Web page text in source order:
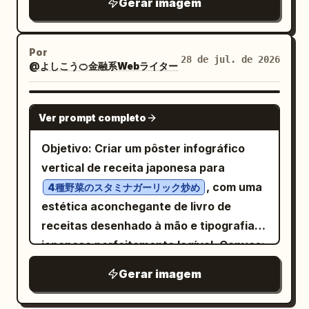
parcialmente visível ou a caixa aberta, e
permitindo alguns enfeites de cena
premium como cartões de selo, papel
com padrão de origem, etiquetas de
papel de arroz ou detalhes em cobre
abstratos, mas nunca ofuscando o
assunto principal. Cerque isso com 7–9
módulos auxiliares, significativamente
menores que a embalagem principal,
organizados ordenadamente para
mostrar: vistas ortográficas
frontal/traseira/lateral, efeito de
desembalagem, vista explodida da
da garrafa, estrutura da caixa externa
de e-commerce independente, faca de
elegante pôster de receita de anime
Não adicione painéis extras, passos
extras, logotipos, marcas d'água ou
texto não relacionado.
danificados, postes telefônicos, pilhas
de escombros e um grande prédio
fumaça preta espessa subindo ao céu.
Adicione bordas de colagem rasgadas
onde a foto da cidade encontra o fundo
de papel. Inclua exatamente 1 pluma de
fogo proeminente, exatamente 1 coluna
de fumaça grande, exatamente 1 pilha
de escombros no primeiro plano inferior
esquerdo, exatamente 1 fragmento de
mapa rasgado no canto superior direito
e exatamente 1 bloco de papel rasgado
azul-petróleo no canto inferior direito.
Estilo visual: Estética histórica pesada,
pôster de documentário de arquivo,
adicione um subtítulo menor em fonte
chinesa branca fina:
Abaixo disso, adicione uma linha
divisória horizontal fina com um pequeno
segmento de destaque vermelho-
alaranjado perto da esquerda, seguido
por uma pequena linha de descrição do
curso:
儿童AI创意绘画课程介绍
superior esquerdo, adicione um pequeno
lema vertical de quatro linhas em
dourado pálido com uma pequena marca
de selo vermelho abaixo dele:
想象力\n表达力\n来达力\n未来力 . Cena do
lado direito: Mostre exatamente 1
silhueta de criança pequena em pé perto
o assunto fiquem visíveis. Use
espessura de linha uniforme, curvas em
ângulo reto, arcos longos, extremidades
em seta e nós de pontos para formar um
caminho de leitura do título superior ao
área de informações inferior, parecendo
tanto um texto quanto um mapa
rodoviário. Uma pequena quantidade de
texto deve ser dividida em blocos sem
serifa limpos, colocados próximos ao
espaço em branco dos caracteres ou em
ambos os lados do assunto, com
informações e assinaturas podem ficar
na parte inferior. Todo o texto serve ao
Gerar imagem
Por
@よしこう🍊金融系Webライター
28 de jul. de 2026
GPT IMAGE 2
Ver prompt completo
Objetivo: Criar um pôster infográfico
vertical de receita japonesa para
4種野菜のスタミナガーリック炒め , com uma
estética aconchegante de livro de
receitas desenhado à mão e tipografia
japonesa perfeitamente legível. Canvas:
white, cantos arredondados, borda
ornamental dupla e fina em verde com
Gerar imagem